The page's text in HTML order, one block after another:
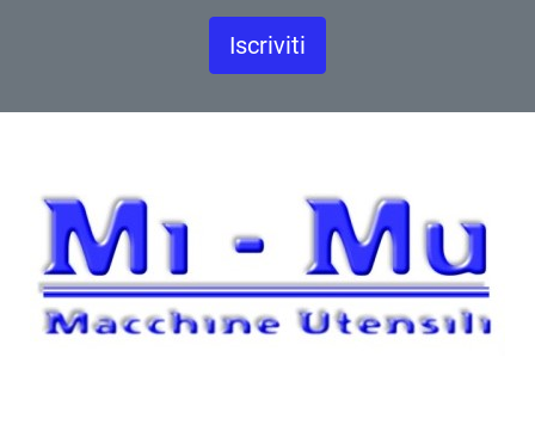
Iscriviti